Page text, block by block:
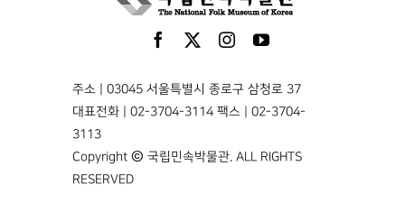
주소 | 03045 서울특별시 종로구 삼청로 37
대표전화 | 02-3704-3114 팩스 | 02-3704-
3113
Copyright © 국립민속박물관. ALL RIGHTS
RESERVED